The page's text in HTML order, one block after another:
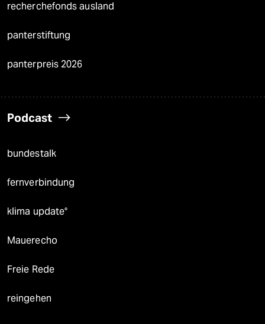
recherchefonds ausland
panterstiftung
panterpreis 2026
Podcast
bundestalk
fernverbindung
klima update°
Mauerecho
Freie Rede
reingehen